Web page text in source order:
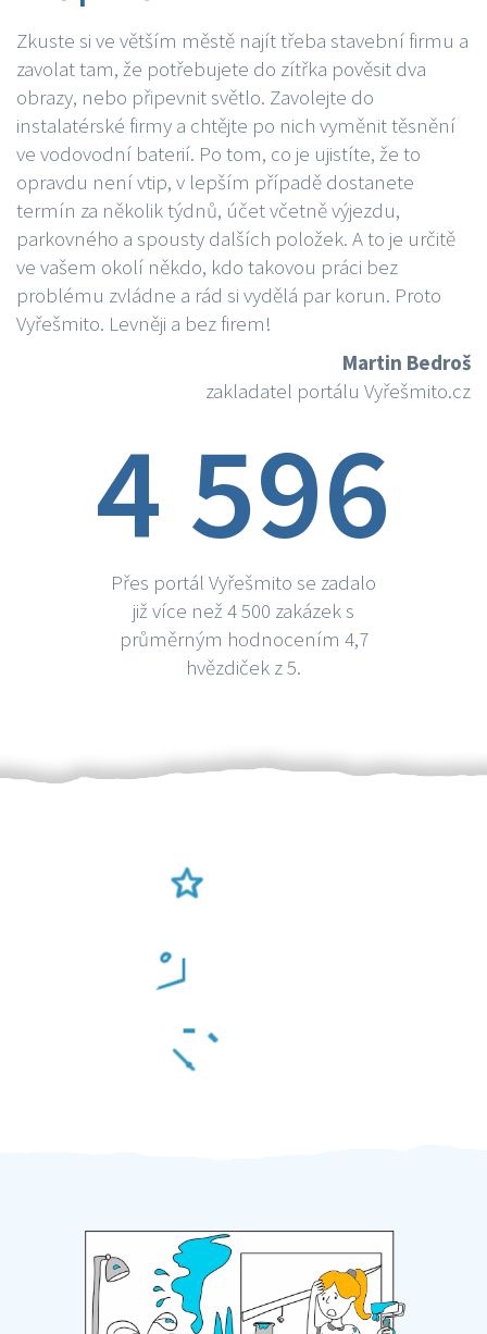
Zkuste si ve větším městě najít třeba stavební firmu a
zavolat tam, že potřebujete do zítřka pověsit dva
obrazy, nebo připevnit světlo. Zavolejte do
instalatérské firmy a chtějte po nich vyměnit těsnění
ve vodovodní baterií. Po tom, co je ujistíte, že to
opravdu není vtip, v lepším případě dostanete
termín za několik týdnů, účet včetně výjezdu,
parkovného a spousty dalších položek. A to je určitě
ve vašem okolí někdo, kdo takovou práci bez
problému zvládne a rád si vydělá par korun. Proto
Vyřešmito. Levněji a bez firem!
Martin Bedroš
zakladatel portálu Vyřešmito.cz
4 596
Přes portál Vyřešmito se zadalo
již více než 4 500 zakázek s
průměrným hodnocením 4,7
hvězdiček z 5.